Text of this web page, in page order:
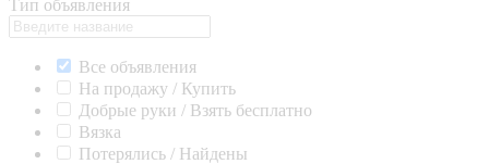
Тип объявления
Все объявления
На продажу / Купить
Добрые руки / Взять бесплатно
Вязка
Потерялись / Найдены